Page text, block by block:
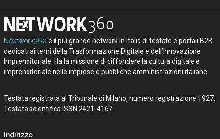
Nextwork360 è il più grande network in Italia di testate e portali B2B
dedicati ai temi della Trasformazione Digitale e dell’Innovazione
Imprenditoriale. Ha la missione di diffondere la cultura digitale e
imprenditoriale nelle imprese e pubbliche amministrazioni italiane.
Testata registrata al Tribunale di Milano, numero registrazione 1927.
Testata scientifica ISSN 2421-4167
Indirizzo